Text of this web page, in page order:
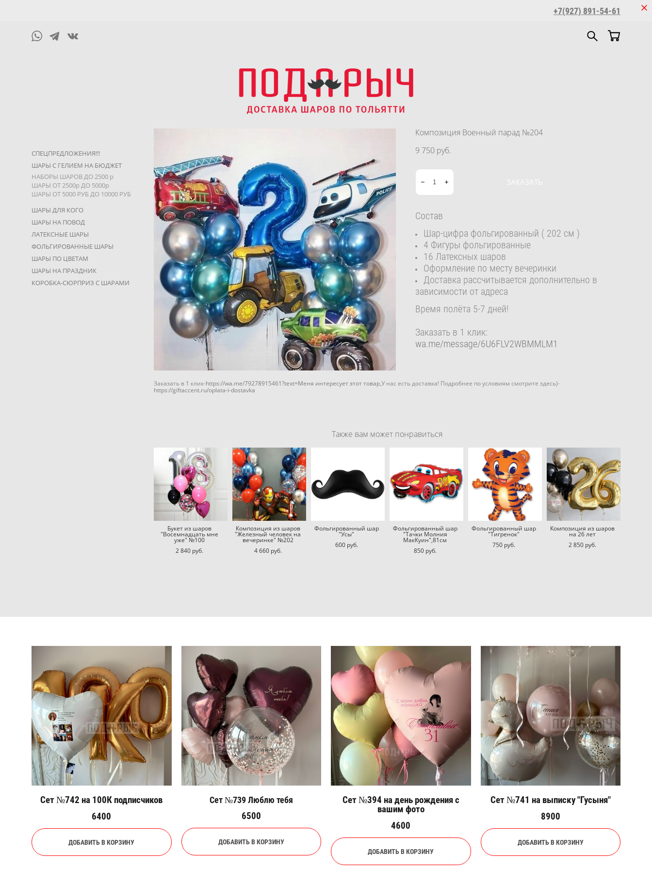
+7(927) 891-54-61
СПЕЦПРЕДЛОЖЕНИЯ!!!
ШАРЫ С ГЕЛИЕМ НА БЮДЖЕТ
НАБОРЫ ШАРОВ ДО 2500 р
ШАРЫ ОТ 2500р ДО 5000р
ШАРЫ ОТ 5000 РУБ ДО 10000 РУБ
ШАРЫ ДЛЯ КОГО
ШАРЫ НА ПОВОД
ЛАТЕКСНЫЕ ШАРЫ
ФОЛЬГИРОВАННЫЕ ШАРЫ
ШАРЫ ПО ЦВЕТАМ
ШАРЫ НА ПРАЗДНИК
КОРОБКА-СЮРПРИЗ С ШАРАМИ
Композиция Военный парад №204
9 750 pуб.
ЗАКАЗАТЬ
Состав
Шар-цифра фольгированный ( 202 см )
4 Фигуры фольгированные
16 Латексных шаров
Оформление по месту вечеринки
Доставка рассчитывается дополнительно в
зависимости от адреса
Время полёта 5-7 дней!
Заказать в 1 клик:
wa.me/message/6U6FLV2WBMMLM1
Заказать в 1 клик-https://wa.me/79278915461?text=Меня интересует этот товар,У нас есть доставка! Подробнее по условиям смотрите здесь)-
https://giftaccent.ru/oplata-i-dostavka
Также вам может понравиться
Букет из шаров
"Восемнадцать мне
уже" №100
2 840 pуб.
Композиция из шаров
"Железный человек на
вечеринке" №202
4 660 pуб.
Фольгированный шар
"Усы"
600 pуб.
Фольгированный шар
"Тачки Молния
МакКуин",81см
850 pуб.
Фольгированный шар
"Тигренок"
750 pуб.
Композиция из шаров
на 26 лет
2 850 pуб.
Сет №742 на 100К подписчиков
6400
ДОБАВИТЬ В КОРЗИНУ
Сет №739 Люблю тебя
6500
ДОБАВИТЬ В КОРЗИНУ
Сет №394 на день рождения с
вашим фото
4600
ДОБАВИТЬ В КОРЗИНУ
Сет №741 на выписку "Гусыня"
8900
ДОБАВИТЬ В КОРЗИНУ